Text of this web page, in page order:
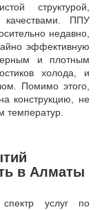
структурой,
ППУ
недавно,
эффективную
и плотным
холода, и
Помимо этого,
конструкцию, не
температур.
в Алматы
услуг по